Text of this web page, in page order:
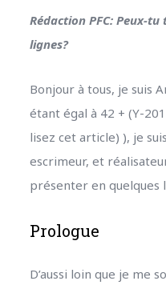
Rédaction PFC: Peux-
lignes?
Bonjour à tous, je suis
étant égal à 42 + (Y-
lisez cet article) ), je
escrimeur, et
présenter en quelques
Prologue
D’aussi loin que je me